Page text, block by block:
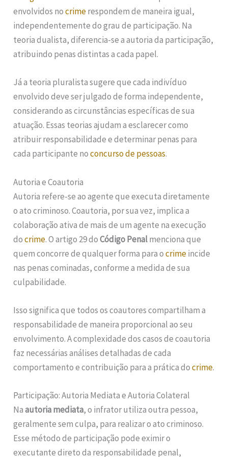
envolvidos nocrimerespondem de maneira igual,
independentemente do grau de participação. Na
teoria dualista, diferencia-se a autoria da participação,
atribuindo penas distintas a cada papel.
Já a teoria pluralista sugere que cada indivíduo
envolvido deve ser julgado de forma independente,
considerando as circunstâncias específicas de sua
atuação. Essas teorias ajudam a esclarecer como
atribuir responsabilidade e determinar penas para
cada participante noconcurso de pessoas.
Autoria e Coautoria
Autoria refere-se ao agente que executa diretamente
o ato criminoso. Coautoria, por sua vez, implica a
colaboração ativa de mais de um agente na execução
docrime. O artigo 29 doCódigo Penalmenciona que
quem concorre de qualquer forma para ocrimeincide
nas penas cominadas, conforme a medida de sua
culpabilidade.
Isso significa que todos os coautores compartilham a
responsabilidade de maneira proporcional ao seu
envolvimento. A complexidade dos casos de coautoria
faz necessárias análises detalhadas de cada
comportamento e contribuição para a prática docrime.
Participação: Autoria Mediata e Autoria Colateral
Naautoria mediata, o infrator utiliza outra pessoa,
geralmente sem culpa, para realizar o ato criminoso.
Esse método de participação pode eximir o
executante direto da responsabilidade penal,